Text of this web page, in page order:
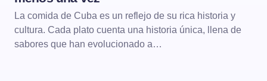
La comida de Cuba es un reflejo de su rica historia y
cultura. Cada plato cuenta una historia única, llena de
sabores que han evolucionado a…